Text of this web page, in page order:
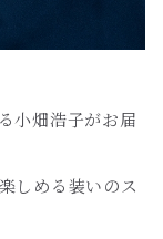
小畑浩子がお届
しめる装いのス